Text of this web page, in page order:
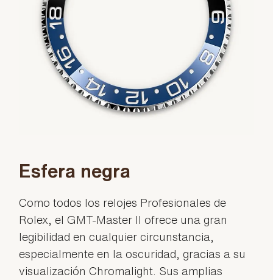
Esfera negra
Como todos los relojes Profesionales de
Rolex, el GMT-Master II ofrece una gran
legibilidad en cualquier circunstancia,
especialmente en la oscuridad, gracias a su
visualización Chromalight. Sus amplias